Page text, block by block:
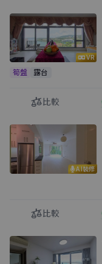
VR
筍盤 露台
比較
AI裝修
比較